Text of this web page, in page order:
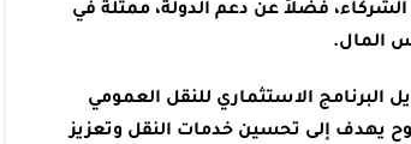
فضلاً عن دعم الدولة، ممثلة في
المال.
البرنامج الاستثماري للنقل العمومي
يهدف إلى تحسين خدمات النقل وتعزيز